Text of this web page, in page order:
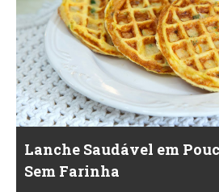
Lanche Saudável em
Sem Farinha